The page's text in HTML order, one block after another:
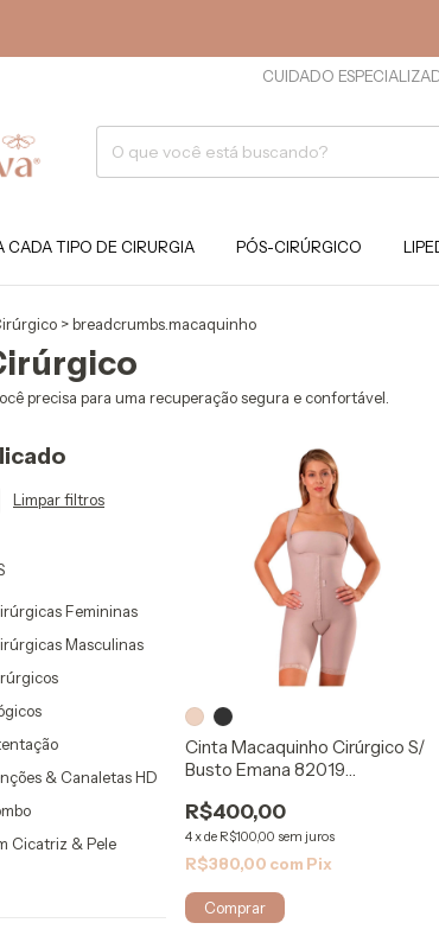
CUIDADO
CADA TIPO DE CIRURGIA PÓS-CIRÚRGICO
>breadcrumbs.macaquinho
precisa para uma recuperação segura e confortável.
Limpar filtros
Femininas
Masculinas
& Canaletas HD
Cicatriz & Pele
Cinta Macaquinho Cirúrgico S/
Busto Emana 82019
R$400,00
4 xde R$100,00 sem juros
R$380,00 com Pix
Comprar